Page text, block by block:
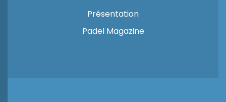
Présentation
Padel Magazine